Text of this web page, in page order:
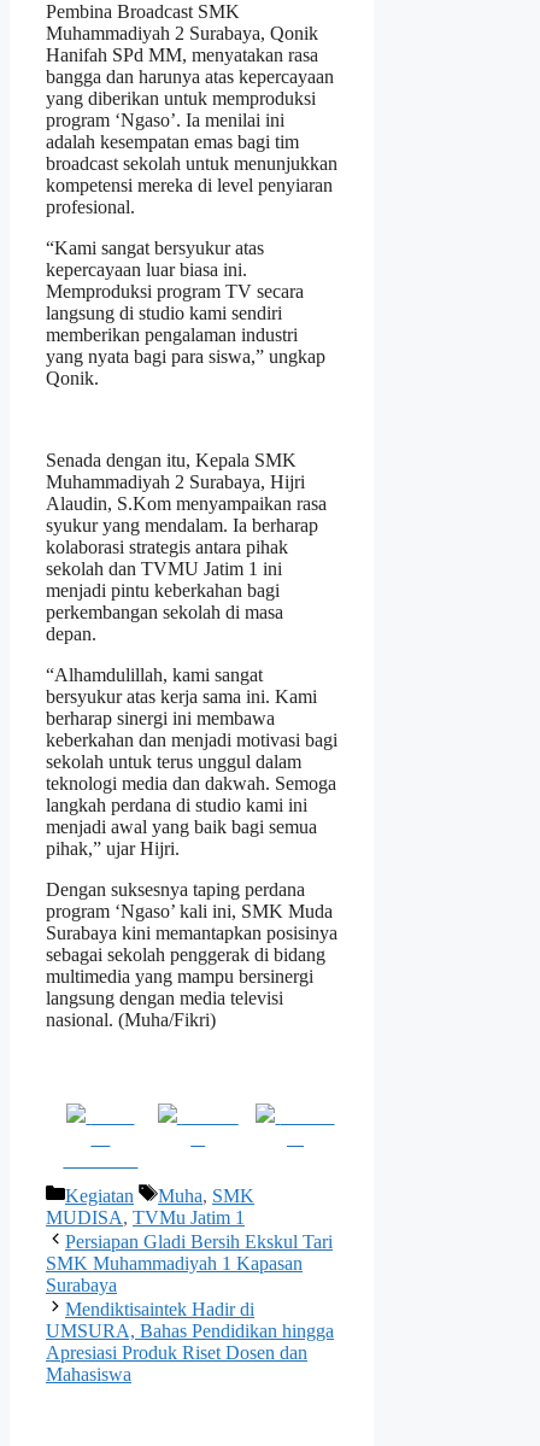
Pembina Broadcast SMK
Muhammadiyah 2 Surabaya, Qonik
Hanifah SPd MM, menyatakan rasa
bangga dan harunya atas kepercayaan
yang diberikan untuk memproduksi
program ‘Ngaso’. Ia menilai ini
adalah kesempatan emas bagi tim
broadcast sekolah untuk menunjukkan
kompetensi mereka di level penyiaran
profesional.
“Kami sangat bersyukur atas
kepercayaan luar biasa ini.
Memproduksi program TV secara
langsung di studio kami sendiri
memberikan pengalaman industri
yang nyata bagi para siswa,” ungkap
Qonik.
Senada dengan itu, Kepala SMK
Muhammadiyah 2 Surabaya, Hijri
Alaudin, S.Kom menyampaikan rasa
syukur yang mendalam. Ia berharap
kolaborasi strategis antara pihak
sekolah dan TVMU Jatim 1 ini
menjadi pintu keberkahan bagi
perkembangan sekolah di masa
depan.
“Alhamdulillah, kami sangat
bersyukur atas kerja sama ini. Kami
berharap sinergi ini membawa
keberkahan dan menjadi motivasi bagi
sekolah untuk terus unggul dalam
teknologi media dan dakwah. Semoga
langkah perdana di studio kami ini
menjadi awal yang baik bagi semua
pihak,” ujar Hijri.
Dengan suksesnya taping perdana
program ‘Ngaso’ kali ini, SMK Muda
Surabaya kini memantapkan posisinya
sebagai sekolah penggerak di bidang
multimedia yang mampu bersinergi
langsung dengan media televisi
nasional. (Muha/Fikri)
Kategori
Kegiatan Tag
Muha, SMK
MUDISA, TVMu Jatim 1
Persiapan Gladi Bersih Ekskul Tari
SMK Muhammadiyah 1 Kapasan
Surabaya
Mendiktisaintek Hadir di
UMSURA, Bahas Pendidikan hingga
Apresiasi Produk Riset Dosen dan
Mahasiswa